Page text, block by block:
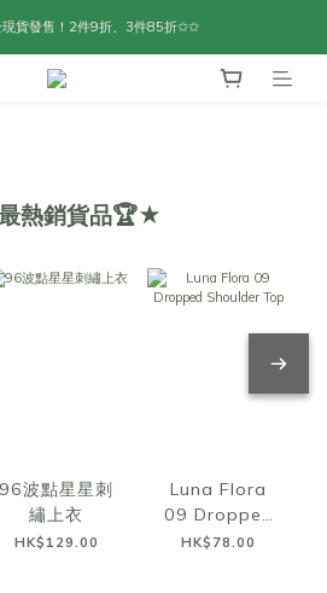
貨發售！2件9折、3件85折✩✩
熱銷貨品🏆★
96波點星星刺
繡上衣
HK$129.00
Luna Flora
09 Dropped
Shoulder Top
HK$78.00